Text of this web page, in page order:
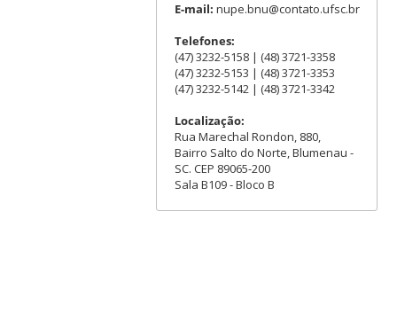
E-mail: nupe.bnu@contato.ufsc.br
Telefones:
(47) 3232-5158 | (48) 3721-3358
(47) 3232-5153 | (48) 3721-3353
(47) 3232-5142 | (48) 3721-3342
Localização:
Rua Marechal Rondon, 880,
Bairro Salto do Norte, Blumenau -
SC. CEP 89065-200
Sala B109 - Bloco B